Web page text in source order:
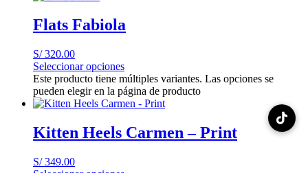
Flats Fabiola
S/320.00
Seleccionar opciones
Este producto tiene múltiples variantes. Las opciones se
pueden elegir en la página de producto
Kitten Heels Carmen – Print
S/349.00